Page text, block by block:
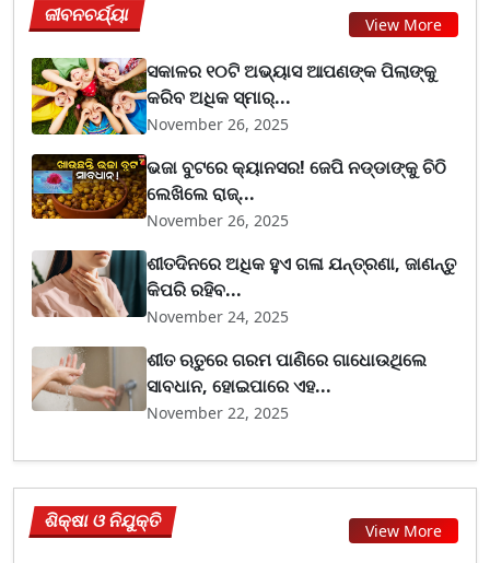
ଜୀବନଚର୍ଯ୍ୟା View More
ସକାଳର ୧୦ଟି ଅଭ୍ୟାସ ଆପଣଙ୍କ ପିଲାଙ୍କୁ
କରିବ ଅଧିକ ସ୍ମାର୍...
November 26, 2025
ଭଜା ବୁଟରେ କ୍ୟାନସର! ଜେପି ନଡ୍ଡାଙ୍କୁ ଚିଠି
ଲେଖିଲେ ରାଜ୍...
November 26, 2025
ଶୀତଦିନରେ ଅଧିକ ହୁଏ ଗଳା ଯନ୍ତ୍ରଣା, ଜାଣନ୍ତୁ
କିପରି ରହିବ...
November 24, 2025
ଶୀତ ଋତୁରେ ଗରମ ପାଣିରେ ଗାଧୋଉଥିଲେ
ସାବଧାନ, ହୋଇପାରେ ଏହ...
November 22, 2025
ଶିକ୍ଷା ଓ ନିଯୁକ୍ତି View More